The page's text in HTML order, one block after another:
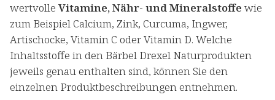
wertvolle Vitamine, Nähr- und Mineralstoffe wie
zum Beispiel Calcium, Zink, Curcuma, Ingwer,
Artischocke, Vitamin C oder Vitamin D. Welche
Inhaltsstoffe in den Bärbel Drexel Naturprodukten
jeweils genau enthalten sind, können Sie den
einzelnen Produktbeschreibungen entnehmen.